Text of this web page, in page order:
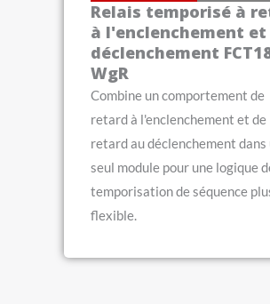
Relais temporisé à
à l'enclenchement et
déclenchement
WgR
Combine un comportement de
retard à l'enclenchement et de
retard au déclenchement dans
seul module pour une logique
temporisation de séquence
flexible.